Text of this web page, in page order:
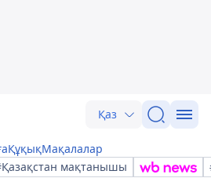
Қаз
ҚұқықМақалалар
мақтанышы